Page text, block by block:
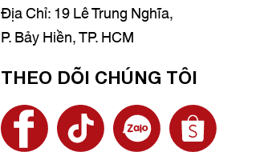
Địa Chỉ: 19 Lê Trung Nghĩa,
P. Bảy Hiền, TP. HCM
THEO DÕI CHÚNG TÔI